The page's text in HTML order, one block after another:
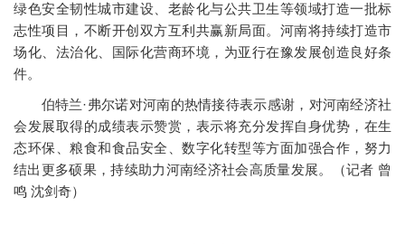
绿色安全韧性城市建设、老龄化与公共卫生等领域打造一批标
志性项目，不断开创双方互利共赢新局面。河南将持续打造市
场化、法治化、国际化营商环境，为亚行在豫发展创造良好条
件。
伯特兰·弗尔诺对河南的热情接待表示感谢，对河南经济社
会发展取得的成绩表示赞赏，表示将充分发挥自身优势，在生
态环保、粮食和食品安全、数字化转型等方面加强合作，努力
结出更多硕果，持续助力河南经济社会高质量发展。（记者 曾
鸣 沈剑奇）